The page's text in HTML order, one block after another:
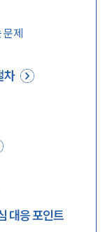
문제
차
대응 포인트